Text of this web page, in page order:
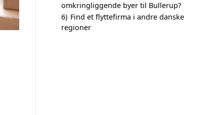
omkringliggende byer til Bullerup?
6) Find et flyttefirma i andre danske
regioner